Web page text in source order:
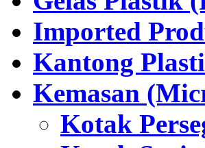
Imported
Kantong
Kemasan
Kotak